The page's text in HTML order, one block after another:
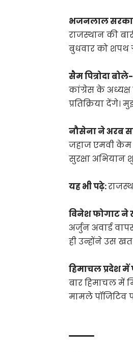
भजनलाल
राजस्थान की
बुधवार को शपथ
सैम पित्रोदा
कांग्रेस के
प्रतिक्रिया
नौसेना ने अरब
जहाज एमवी केम
सुरक्षा अभियान
यह भी पढ़े:
विनेश फोगाट ने
अर्जुन अवार्ड
ही उन्होंने उस
हिमाचल प्रदेश
बार हिमाचल में
मामले पॉजिटिव